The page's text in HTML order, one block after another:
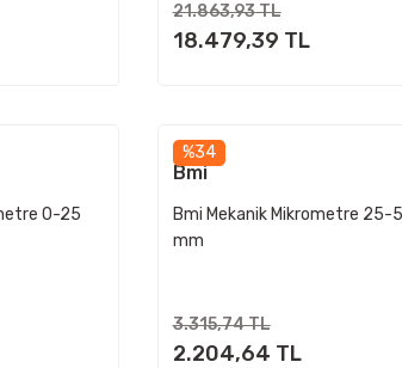
21.863,93 TL
18.479,39 TL
0-25
%34
Bmi
Bmi Mekanik Mikrometre 25-
mm
3.315,74 TL
2.204,64 TL